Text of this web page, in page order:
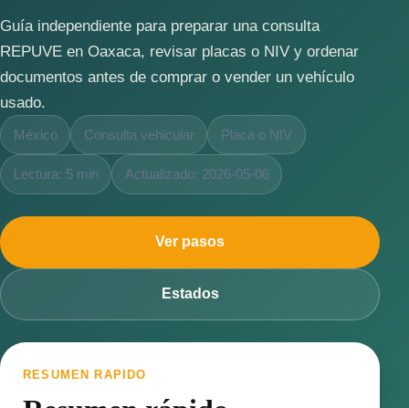
Guía independiente para preparar una consulta
REPUVE en Oaxaca, revisar placas o NIV y ordenar
documentos antes de comprar o vender un vehículo
usado.
México Consulta vehicular Placa o NIV
Lectura: 5 min Actualizado: 2026-05-06
Ver pasos
Estados
RESUMEN RAPIDO